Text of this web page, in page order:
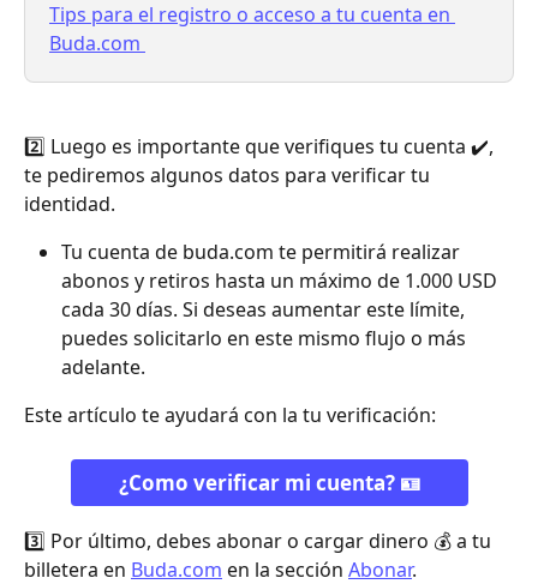
Tips para el registro o acceso a tu cuenta en
Buda.com
2️⃣ Luego es importante que verifiques tu cuenta ✔️,
te pediremos algunos datos para verificar tu
identidad.
Tu cuenta de buda.com te permitirá realizar
abonos y retiros hasta un máximo de 1.000 USD
cada 30 días. Si deseas aumentar este límite,
puedes solicitarlo en este mismo flujo o más
adelante.
Este artículo te ayudará con la tu verificación:
¿Como verificar mi cuenta? 🪪
3️⃣ Por último, debes abonar o cargar dinero 💰 a tu
billetera en Buda.com en la sección Abonar.